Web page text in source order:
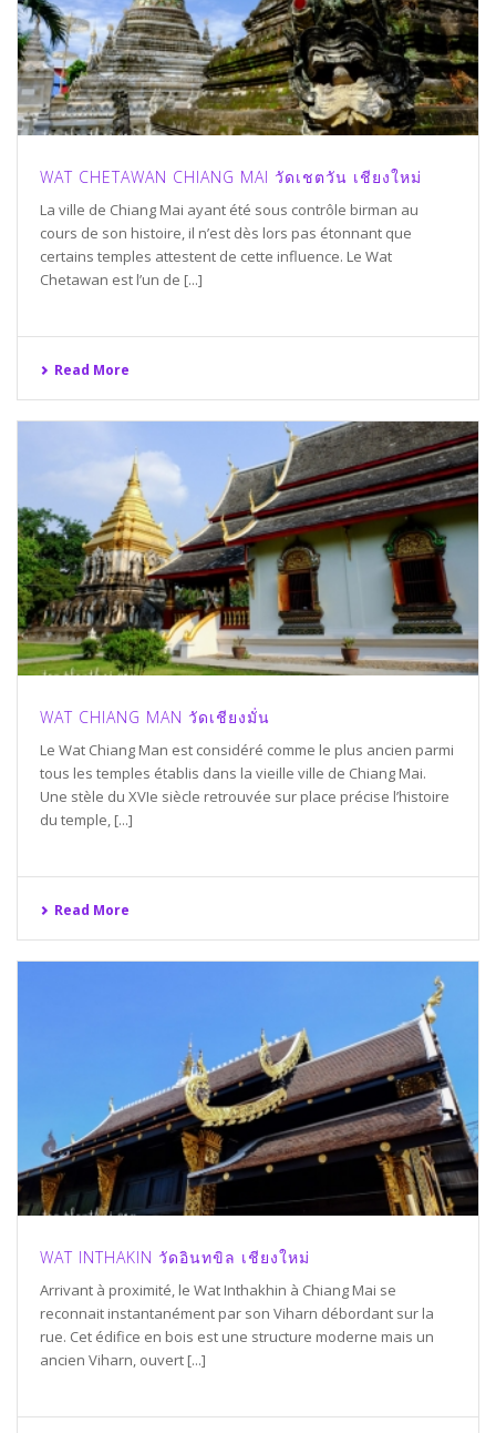
WAT CHETAWAN CHIANG MAI วัดเชตวัน เชียงใหม่
La ville de Chiang Mai ayant été sous contrôle birman au
cours de son histoire, il n’est dès lors pas étonnant que
certains temples attestent de cette influence. Le Wat
Chetawan est l’un de [...]
Read More
WAT CHIANG MAN วัดเชียงมั่น
Le Wat Chiang Man est considéré comme le plus ancien parmi
tous les temples établis dans la vieille ville de Chiang Mai.
Une stèle du XVIe siècle retrouvée sur place précise l’histoire
du temple, [...]
Read More
WAT INTHAKIN วัดอินทขิล เชียงใหม่
Arrivant à proximité, le Wat Inthakhin à Chiang Mai se
reconnait instantanément par son Viharn débordant sur la
rue. Cet édifice en bois est une structure moderne mais un
ancien Viharn, ouvert [...]